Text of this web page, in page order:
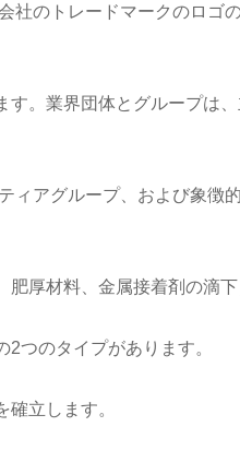
のトレードマークのロゴ
。業界団体とグループは
ィアグループ、および象徴
厚材料、金属接着剤の滴下
つのタイプがあります。
立します。